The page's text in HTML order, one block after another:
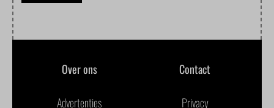
Over ons Contact
Advertenties Privacy